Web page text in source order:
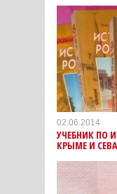
02.06.2014
УЧЕБНИК ПО
КРЫМЕ И